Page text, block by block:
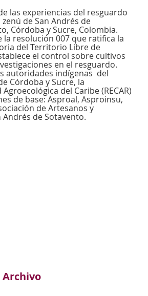
las experiencias del resguardo
de San Andrés de
Córdoba y Sucre, Colombia.
la resolución 007 que ratifica la
del Territorio Libre de
el control sobre cultivos
en el resguardo.
autoridades indígenas del
Córdoba y Sucre, la
del Caribe (RECAR)
de base: Asproal, Asproinsu,
de Artesanos y
Andrés de Sotavento.